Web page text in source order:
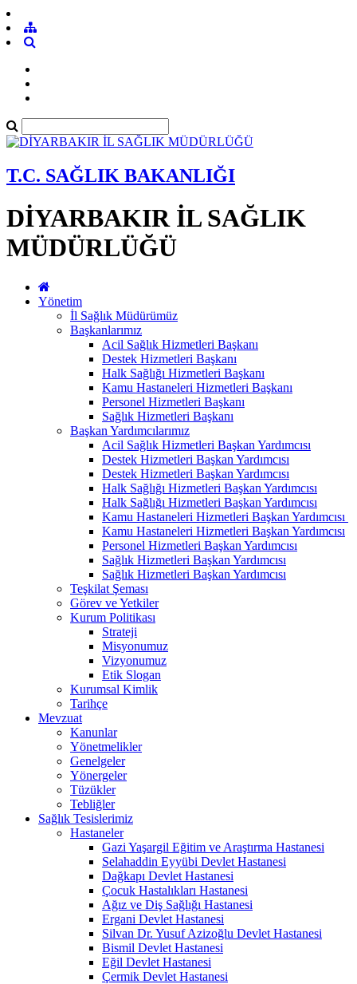
T.C. SAĞLIK BAKANLIĞI
DİYARBAKIR İL SAĞLIK
MÜDÜRLÜĞÜ
Yönetim
İl Sağlık Müdürümüz
Başkanlarımız
Acil Sağlık Hizmetleri Başkanı
Destek Hizmetleri Başkanı
Halk Sağlığı Hizmetleri Başkanı
Kamu Hastaneleri Hizmetleri Başkanı
Personel Hizmetleri Başkanı
Sağlık Hizmetleri Başkanı
Başkan Yardımcılarımız
Acil Sağlık Hizmetleri Başkan Yardımcısı
Destek Hizmetleri Başkan Yardımcısı
Destek Hizmetleri Başkan Yardımcısı
Halk Sağlığı Hizmetleri Başkan Yardımcısı
Halk Sağlığı Hizmetleri Başkan Yardımcısı
Kamu Hastaneleri Hizmetleri Başkan Yardımcısı ​
Kamu Hastaneleri Hizmetleri Başkan Yardımcısı
Personel Hizmetleri Başkan Yardımcısı
Sağlık Hizmetleri Başkan Yardımcısı
Sağlık Hizmetleri Başkan Yardımcısı
Teşkilat Şeması
Görev ve Yetkiler
Kurum Politikası
Strateji
Misyonumuz
Vizyonumuz
Etik Slogan
Kurumsal Kimlik
Tarihçe
Mevzuat
Kanunlar
Yönetmelikler
Genelgeler
Yönergeler
Tüzükler
Tebliğler
Sağlık Tesislerimiz
Hastaneler
Gazi Yaşargil Eğitim ve Araştırma Hastanesi
Selahaddin Eyyübi Devlet Hastanesi
Dağkapı Devlet Hastanesi
Çocuk Hastalıkları Hastanesi
Ağız ve Diş Sağlığı Hastanesi
Ergani Devlet Hastanesi
Silvan Dr. Yusuf Azizoğlu Devlet Hastanesi
Bismil Devlet Hastanesi
Eğil Devlet Hastanesi
Çermik Devlet Hastanesi